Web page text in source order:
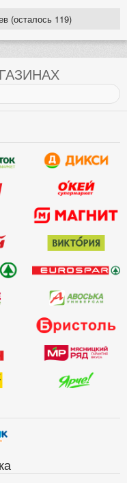
(осталось 119)